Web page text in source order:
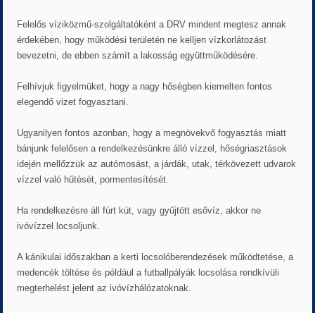
Felelős víziközmű-szolgáltatóként a DRV mindent megtesz annak
érdekében, hogy működési területén ne kelljen vízkorlátozást
bevezetni, de ebben számít a lakosság együttműködésére.
Felhívjuk figyelmüket, hogy a nagy hőségben kiemelten fontos
elegendő vizet fogyasztani.
Ugyanilyen fontos azonban, hogy a megnövekvő fogyasztás miatt
bánjunk felelősen a rendelkezésünkre álló vízzel, hőségriasztások
idején mellőzzük az autómosást, a járdák, utak, térkövezett udvarok
vízzel való hűtését, pormentesítését.
Ha rendelkezésre áll fúrt kút, vagy gyűjtött esővíz, akkor ne
ivóvízzel locsoljunk.
A kánikulai időszakban a kerti locsolóberendezések működtetése, a
medencék töltése és például a futballpályák locsolása rendkívüli
megterhelést jelent az ivóvízhálózatoknak.